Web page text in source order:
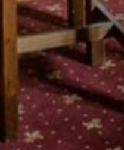
Kongresové priestory
Ubytovanie - kongres
Stravovanie - kongres
Aktivity - kongres
Teambuilding